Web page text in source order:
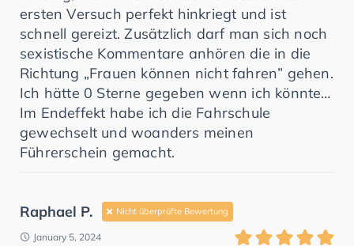
ersten Versuch perfekt hinkriegt und ist
schnell gereizt. Zusätzlich darf man sich noch
sexistische Kommentare anhören die in die
Richtung „Frauen können nicht fahren” gehen.
Ich hätte 0 Sterne gegeben wenn ich könnte…
Im Endeffekt habe ich die Fahrschule
gewechselt und woanders meinen
Führerschein gemacht.
Raphael P. Nicht überprüfte Bewertung
January 5, 2024